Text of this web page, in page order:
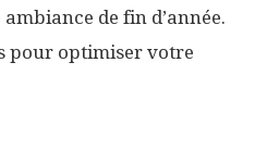
de fin d’année.
pour optimiser votre